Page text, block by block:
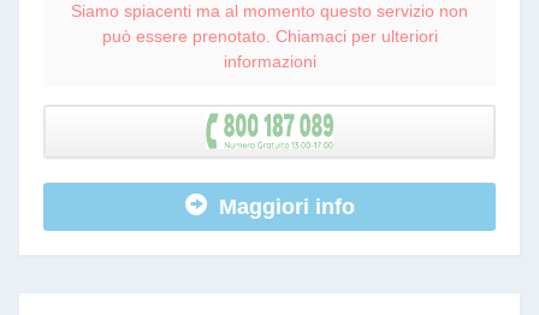
Siamo spiacenti ma al momento questo servizio non
può essere prenotato. Chiamaci per ulteriori
informazioni
Maggiori info